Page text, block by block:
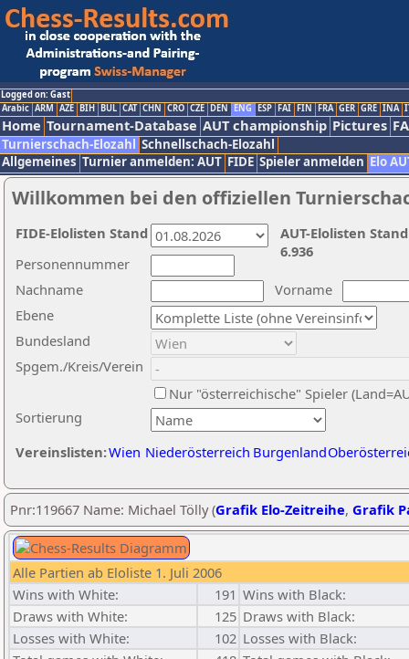
Logged on: Gast
Arabic ARM AZE BIH BUL CAT CHN CRO CZE DEN ENG ESP FAI FIN FRA GER GRE INA
Home Tournament-Database AUT championship Pictures
Turnierschach-Elozahl Schnellschach-Elozahl
Allgemeines Turnier anmelden: AUT FIDE Spieler anmelden Elo
Willkommen bei den offiziellen
Nachname
Vorname
Ebene
Sortierung
Personennummer
Bundesland
Spgem./Kreis/Verein
Nur "österreichische" Spieler
Vereinslisten:Wien Niederösterreich Burgenland
AUT-Elolisten
6.936
FIDE-Elolisten Stand
Pnr:119667 Name: Michael Tölly (Grafik Elo-Zeitreihe, Grafik
Alle Partien ab Eloliste 1. Juli 2006
Wins with White:
191 Wins with Black:
Draws with White:
125 Draws with Black:
Losses with White:
102 Losses with Black: